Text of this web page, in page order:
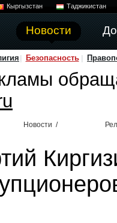
Кыргызстан Таджикистан
Новости
Безопасность
Новости /